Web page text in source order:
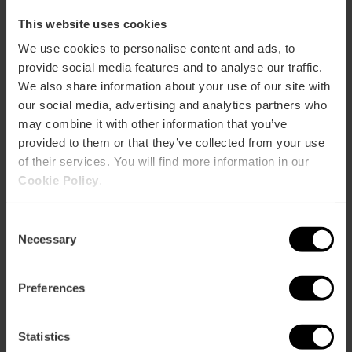
This website uses cookies
We use cookies to personalise content and ads, to
provide social media features and to analyse our traffic.
We also share information about your use of our site with
our social media, advertising and analytics partners who
may combine it with other information that you’ve
provided to them or that they’ve collected from your use
of their services. You will find more information in our
Cookie Policy
Selection
Necessary
Preferences
Statistics
Cómo llegar
Calle Caudete, 41 46012 València